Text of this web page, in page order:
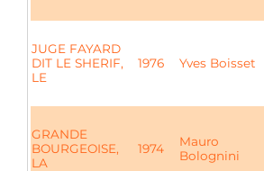
JUGE FAYARD
DIT LE SHERIF,
LE
1976 Yves Boisset
GRANDE
BOURGEOISE,
LA
1974
Mauro
Bolognini